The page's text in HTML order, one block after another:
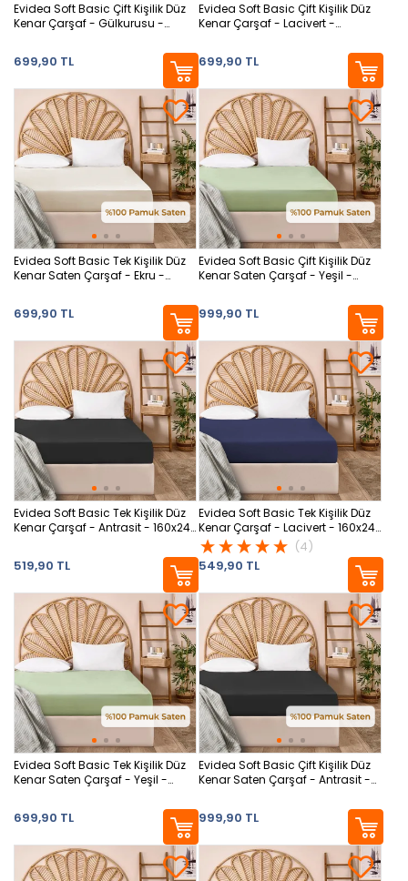
Evidea Soft Basic Çift Kişilik Düz
Kenar Çarşaf - Gülkurusu -
699,90 TL
Evidea Soft Basic Çift Kişilik Düz
Kenar Çarşaf - Lacivert -
699,90 TL
Evidea Soft Basic Tek Kişilik Düz
Kenar Saten Çarşaf - Ekru -
699,90 TL
Evidea Soft Basic Çift Kişilik Düz
Kenar Saten Çarşaf - Yeşil -
999,90 TL
Evidea Soft Basic Tek Kişilik Düz
Kenar Çarşaf - Antrasit - 160x240
519,90 TL
Evidea Soft Basic Tek Kişilik Düz
Kenar Çarşaf - Lacivert - 160x240
cm
(4)
549,90 TL
Evidea Soft Basic Tek Kişilik Düz
Kenar Saten Çarşaf - Yeşil -
699,90 TL
Evidea Soft Basic Çift Kişilik Düz
Kenar Saten Çarşaf - Antrasit -
999,90 TL